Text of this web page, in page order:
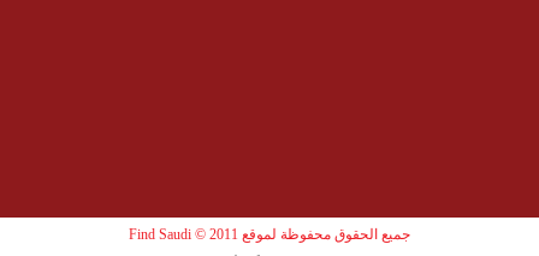
جميع الحقوق محفوظة لموقع Find Saudi © 2011